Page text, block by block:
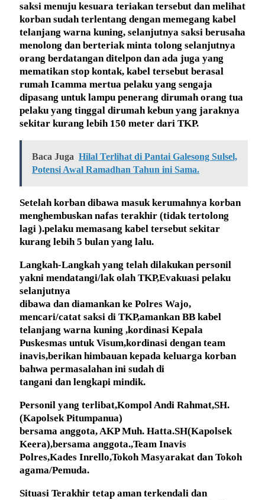
saksi menuju kesuara teriakan tersebut dan melihat
korban sudah terlentang dengan memegang kabel
telanjang warna kuning, selanjutnya saksi berusaha
menolong dan berteriak minta tolong selanjutnya
orang berdatangan ditelpon dan ada juga yang
mematikan stop kontak, kabel tersebut berasal
rumah Icamma mertua pelaku yang sengaja
dipasang untuk lampu penerang dirumah orang tua
pelaku yang tinggal dirumah kebun yang jaraknya
sekitar kurang lebih 150 meter dari TKP.
Baca Juga Hilal Terlihat di Pantai Galesong Sulsel,
Potensi Awal Ramadhan Tahun ini Sama.
Setelah korban dibawa masuk kerumahnya korban
menghembuskan nafas terakhir (tidak tertolong
lagi ).pelaku memasang kabel tersebut sekitar
kurang lebih 5 bulan yang lalu.
Langkah-Langkah yang telah dilakukan personil
yakni mendatangi/lak olah TKP,Evakuasi pelaku
selanjutnya
dibawa dan diamankan ke Polres Wajo,
mencari/catat saksi di TKP,amankan BB kabel
telanjang warna kuning ,kordinasi Kepala
Puskesmas untuk Visum,kordinasi dengan team
inavis,berikan himbauan kepada keluarga korban
bahwa permasalahan ini sudah di
tangani dan lengkapi mindik.
Personil yang terlibat,Kompol Andi Rahmat,SH.
(Kapolsek Pitumpanua)
bersama anggota, AKP Muh. Hatta.SH(Kapolsek
Keera),bersama anggota.,Team Inavis
Polres,Kades Inrello,Tokoh Masyarakat dan Tokoh
agama/Pemuda.
Situasi Terakhir tetap aman terkendali dan